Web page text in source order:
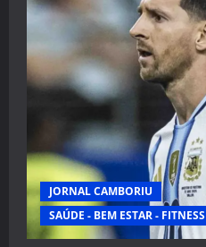
JORNAL CAMBORIU
SAÚDE - BEM ESTAR -